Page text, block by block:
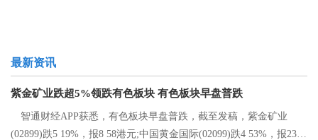
最新资讯
紫金矿业跌超5%领跌有色板块 有色板块早盘普跌
智通财经APP获悉，有色板块早盘普跌，截至发稿，紫金矿业
(02899)跌5 19%，报8 58港元;中国黄金国际(02099)跌4 53%，报23 2